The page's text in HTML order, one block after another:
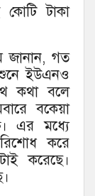
কোটি টাকা
জানান, গত
শুনে ইউএনও
কথা বলে
বকেয়া
এর মধ্যে
করে
করেছে।